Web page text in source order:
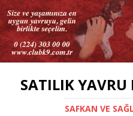
SATILIK YAVRU
SAFKAN VE